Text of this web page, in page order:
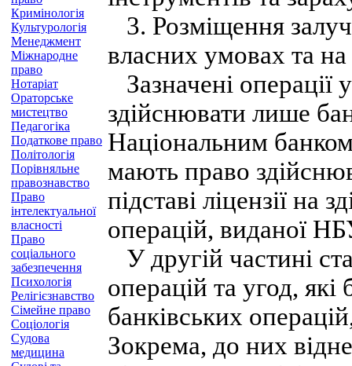
Кримінологія
Культурологія
Менеджмент
Міжнародне
право
Нотаріат
Ораторське
мистецтво
Педагогіка
Податкове право
Політологія
Порівняльне
правознавство
Право
інтелектуальної
власності
Право
соціального
забезпечення
Психологія
Релігієзнавство
Сімейне право
Соціологія
Судова
медицина
3. Розміщення
власних умовах та
Зазначені операції
здійснювати лише
Національним
мають право
підставі ліцензії на
операцій, виданої
У другій частині
операцій та угод,
банківських
Зокрема, до них